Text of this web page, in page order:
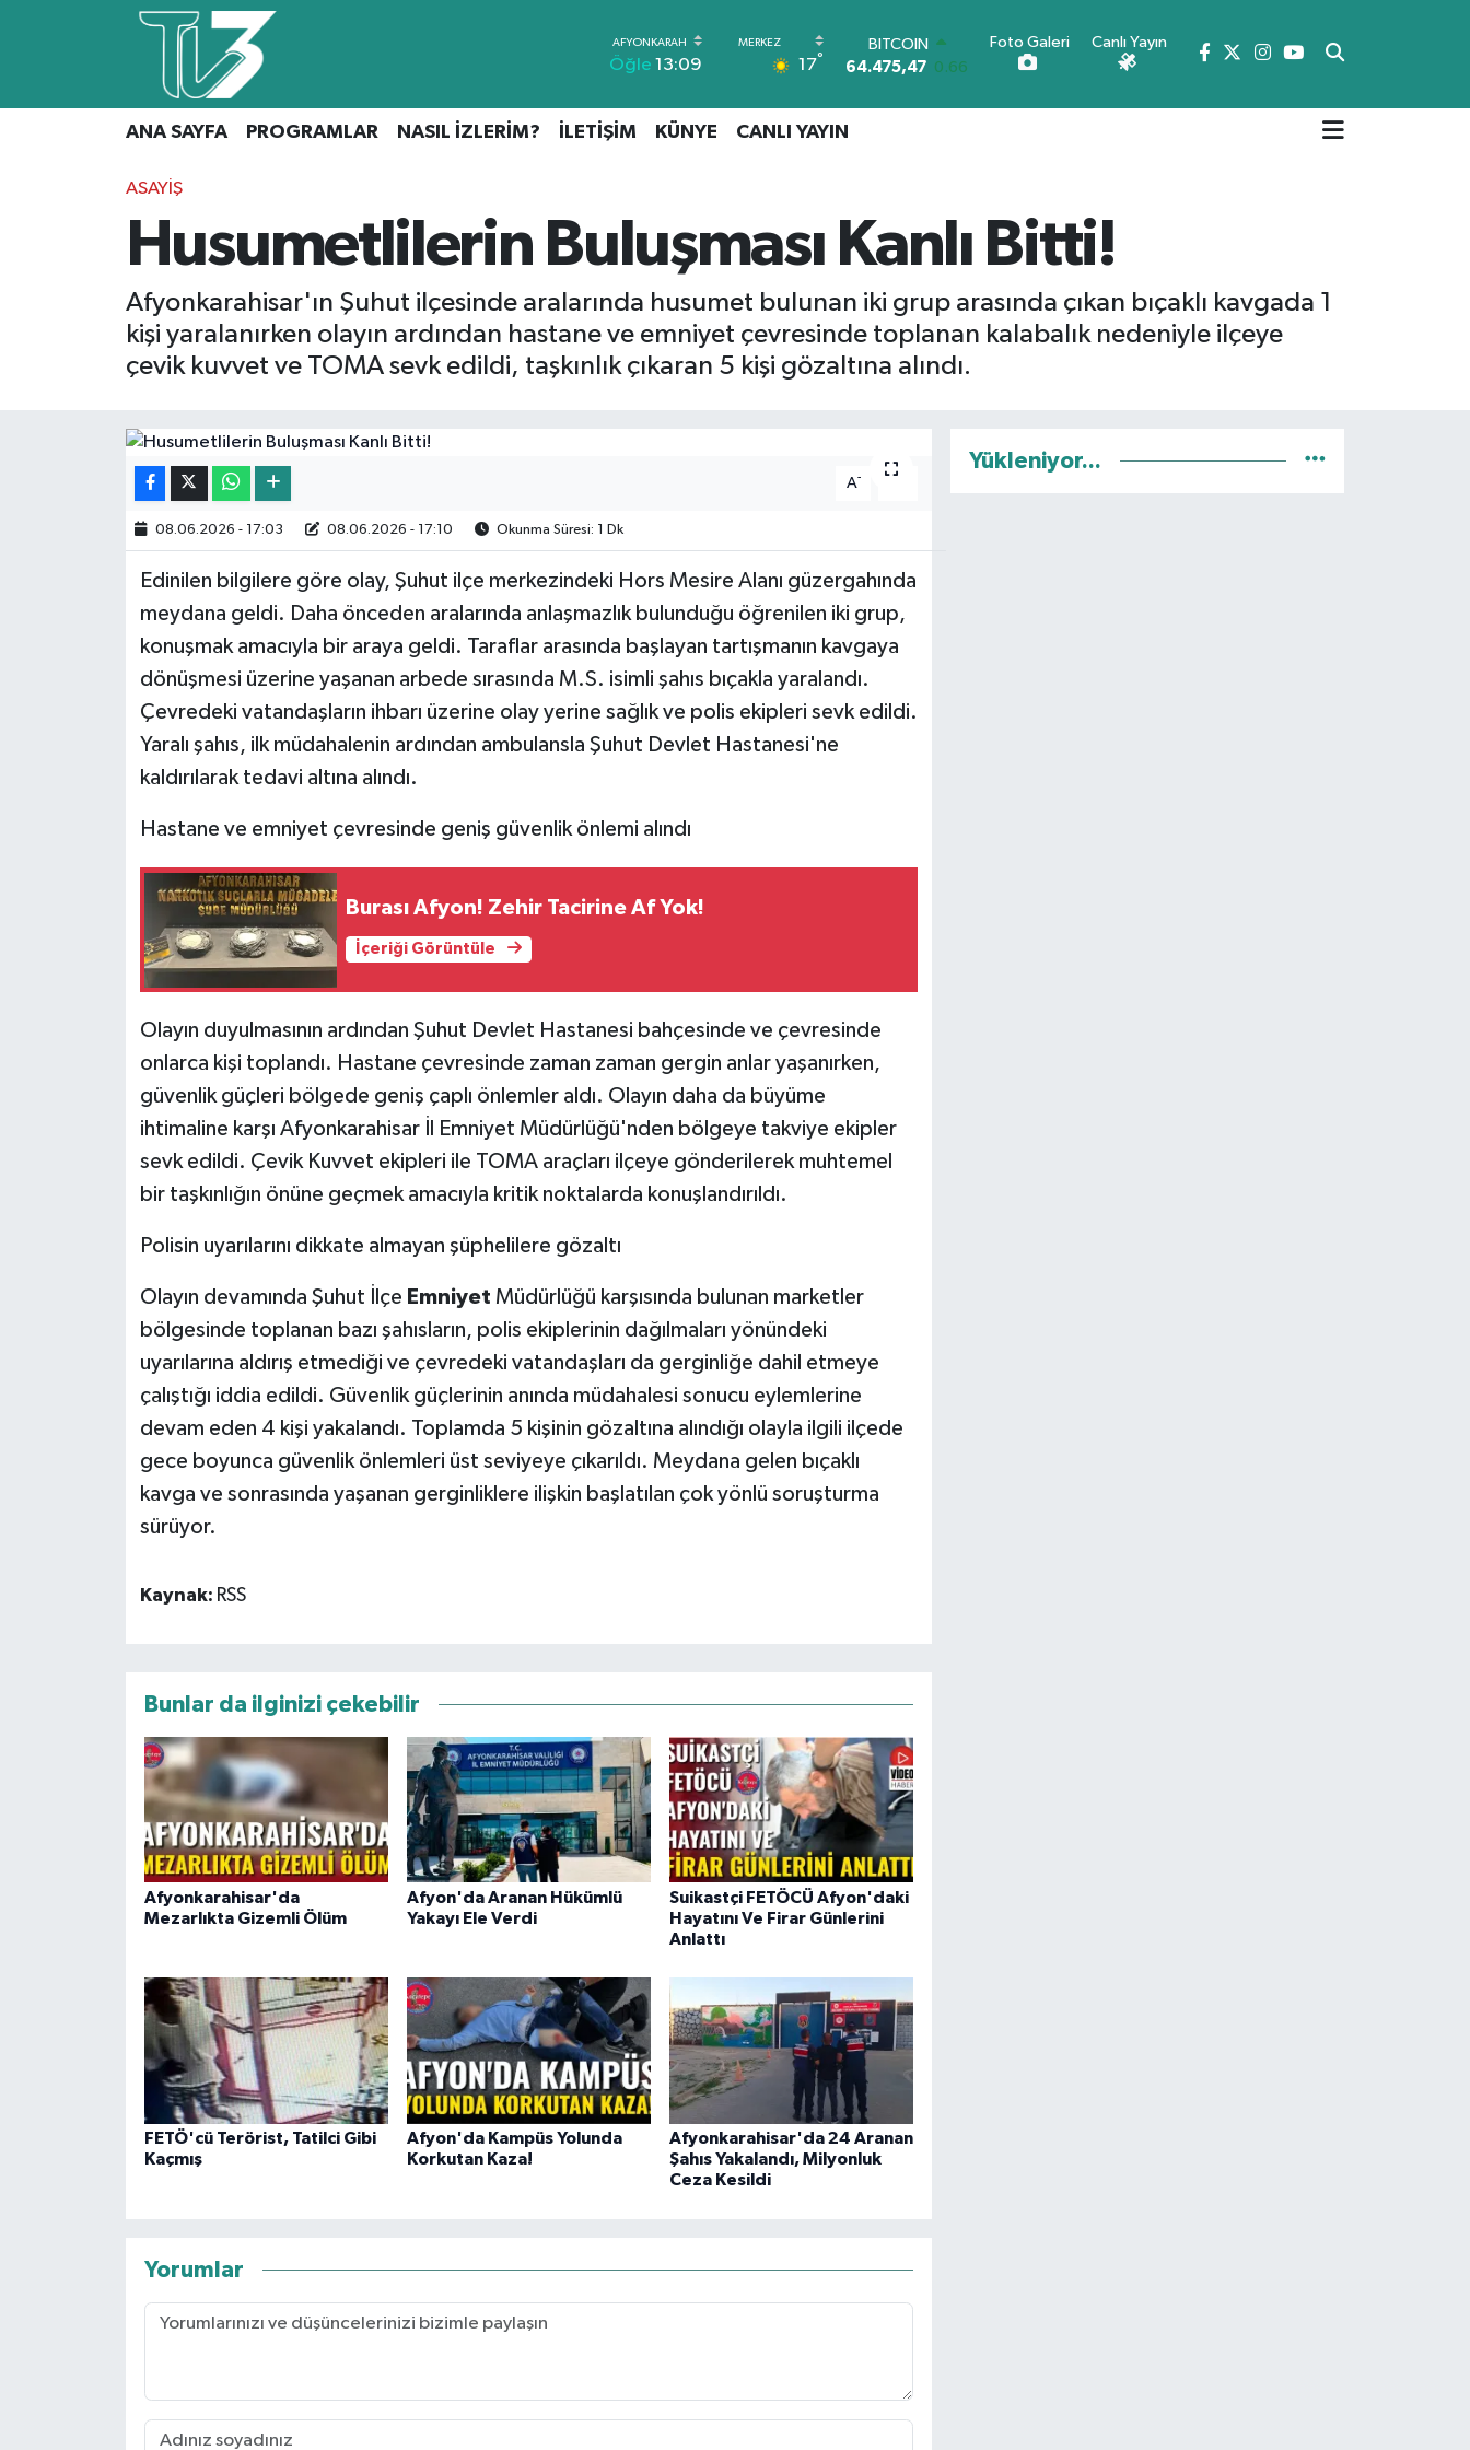
Öğle 13:09 17°
DOLAR
47,5971 0.05
BİST100
13.703
Foto Galeri Canlı Yayın
ANA SAYFA PROGRAMLAR NASIL İZLERİM? İLETİŞİM KÜNYE CANLI YAYIN
ASAYIŞ
Husumetlilerin Buluşması Kanlı Bitti!
Afyonkarahisar'ın Şuhut ilçesinde aralarında husumet bulunan iki grup arasında çıkan bıçaklı kavgada 1
kişi yaralanırken olayın ardından hastane ve emniyet çevresinde toplanan kalabalık nedeniyle ilçeye
çevik kuvvet ve TOMA sevk edildi, taşkınlık çıkaran 5 kişi gözaltına alındı.
A-
08.06.2026 - 17:03 08.06.2026 - 17:10 Okunma Süresi: 1 Dk
Edinilen bilgilere göre olay, Şuhut ilçe merkezindeki Hors Mesire Alanı güzergahında
meydana geldi. Daha önceden aralarında anlaşmazlık bulunduğu öğrenilen iki grup,
konuşmak amacıyla bir araya geldi. Taraflar arasında başlayan tartışmanın kavgaya
dönüşmesi üzerine yaşanan arbede sırasında M.S. isimli şahıs bıçakla yaralandı.
Çevredeki vatandaşların ihbarı üzerine olay yerine sağlık ve polis ekipleri sevk edildi.
Yaralı şahıs, ilk müdahalenin ardından ambulansla Şuhut Devlet Hastanesi'ne
kaldırılarak tedavi altına alındı.
Hastane ve emniyet çevresinde geniş güvenlik önlemi alındı
Burası Afyon! Zehir Tacirine Af Yok!
İçeriği Görüntüle
Olayın duyulmasının ardından Şuhut Devlet Hastanesi bahçesinde ve çevresinde
onlarca kişi toplandı. Hastane çevresinde zaman zaman gergin anlar yaşanırken,
güvenlik güçleri bölgede geniş çaplı önlemler aldı. Olayın daha da büyüme
ihtimaline karşı Afyonkarahisar İl Emniyet Müdürlüğü'nden bölgeye takviye ekipler
sevk edildi. Çevik Kuvvet ekipleri ile TOMA araçları ilçeye gönderilerek muhtemel
bir taşkınlığın önüne geçmek amacıyla kritik noktalarda konuşlandırıldı.
Polisin uyarılarını dikkate almayan şüphelilere gözaltı
Olayın devamında Şuhut İlçe Emniyet Müdürlüğü karşısında bulunan marketler
bölgesinde toplanan bazı şahısların, polis ekiplerinin dağılmaları yönündeki
uyarılarına aldırış etmediği ve çevredeki vatandaşları da gerginliğe dahil etmeye
çalıştığı iddia edildi. Güvenlik güçlerinin anında müdahalesi sonucu eylemlerine
devam eden 4 kişi yakalandı. Toplamda 5 kişinin gözaltına alındığı olayla ilgili ilçede
gece boyunca güvenlik önlemleri üst seviyeye çıkarıldı. Meydana gelen bıçaklı
kavga ve sonrasında yaşanan gerginliklere ilişkin başlatılan çok yönlü soruşturma
sürüyor.
Kaynak: RSS
Bunlar da ilginizi çekebilir
Afyonkarahisar'da
Mezarlıkta Gizemli Ölüm
Afyon'da Aranan Hükümlü
Yakayı Ele Verdi
Suikastçi FETÖCÜ Afyon'daki
Hayatını Ve Firar Günlerini
Anlattı
FETÖ'cü Terörist, Tatilci Gibi
Kaçmış
Afyon'da Kampüs Yolunda
Korkutan Kaza!
Afyonkarahisar'da 24 Aranan
Şahıs Yakalandı, Milyonluk
Ceza Kesildi
Yorumlar
Yükleniyor...
Canlı Yayın
PROGRAMLAR
NASIL İZLERİM?
CANLI YAYIN